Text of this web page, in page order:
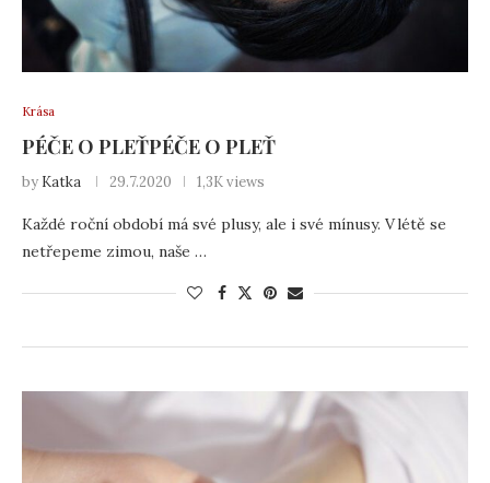
Krása
PÉČE O PLEŤPÉČE O PLEŤ
by Katka 29.7.2020 1,3K views
Každé roční období má své plusy, ale i své mínusy. V létě se
netřepeme zimou, naše …